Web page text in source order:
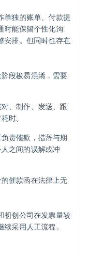
单独的账单、付款提
时能保留个性化沟
安排。但同时也存在
段极易混淆，需要
、制作、发送、跟
时。
责催款，措辞与期
之间的误解或冲
催款函在法律上无
初创公司在发票量较
采用人工流程。